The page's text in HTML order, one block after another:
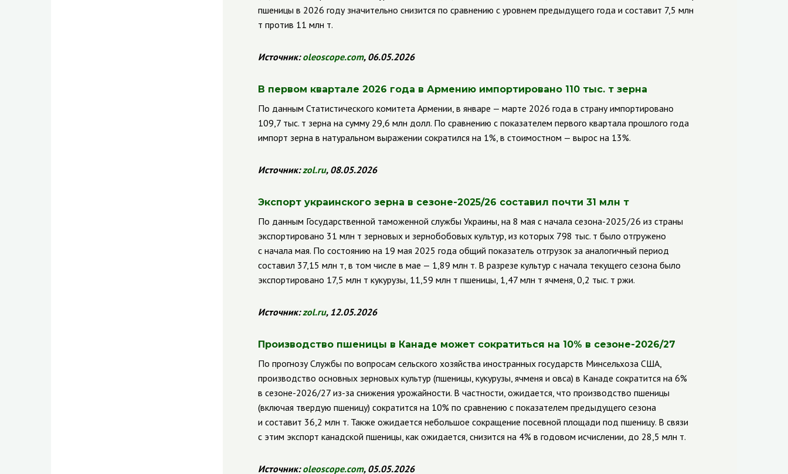
пшеницы в 2026 году значительно снизится по сравнению с уровнем предыдущего года и составит 7,5 млн
т против 11 млн т.
Источник:oleoscope.com, 06.05.2026
В первом квартале 2026 года в Армению импортировано 110 тыс. т зерна
По данным Статистического комитета Армении, в январе — марте 2026 года в страну импортировано
109,7 тыс. т зерна на сумму 29,6 млн долл. По сравнению с показателем первого квартала прошлого года
импорт зерна в натуральном выражении сократился на 1%, в стоимостном — вырос на 13%.
Источник:zol.ru, 08.05.2026
Экспорт украинского зерна в сезоне-2025/26 составил почти 31 млн т
По данным Государственной таможенной службы Украины, на 8 мая с начала сезона-2025/26 из страны
экспортировано 31 млн т зерновых и зернобобовых культур, из которых 798 тыс. т было отгружено
с начала мая. По состоянию на 19 мая 2025 года общий показатель отгрузок за аналогичный период
составил 37,15 млн т, в том числе в мае — 1,89 млн т. В разрезе культур с начала текущего сезона было
экспортировано 17,5 млн т кукурузы, 11,59 млн т пшеницы, 1,47 млн т ячменя, 0,2 тыс. т ржи.
Источник:zol.ru, 12.05.2026
Производство пшеницы в Канаде может сократиться на 10% в сезоне-2026/27
По прогнозу Службы по вопросам сельского хозяйства иностранных государств Минсельхоза США,
производство основных зерновых культур (пшеницы, кукурузы, ячменя и овса) в Канаде сократится на 6%
в сезоне-2026/27 из-за снижения урожайности. В частности, ожидается, что производство пшеницы
(включая твердую пшеницу) сократится на 10% по сравнению с показателем предыдущего сезона
и составит 36,2 млн т. Также ожидается небольшое сокращение посевной площади под пшеницу. В связи
с этим экспорт канадской пшеницы, как ожидается, снизится на 4% в годовом исчислении, до 28,5 млн т.
Источник:oleoscope.com, 05.05.2026